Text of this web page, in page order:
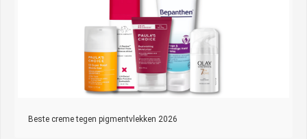
Beste creme tegen pigmentvlekken 2026